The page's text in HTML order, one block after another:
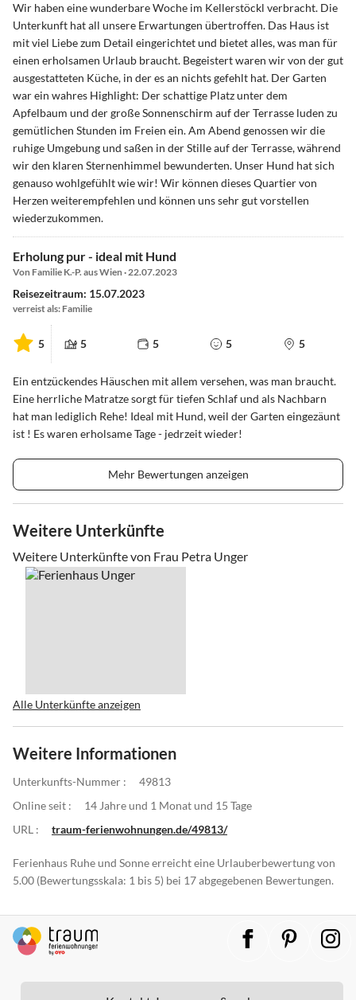
Wir haben eine wunderbare Woche im Kellerstöckl verbracht. Die
Unterkunft hat all unsere Erwartungen übertroffen. Das Haus ist
mit viel Liebe zum Detail eingerichtet und bietet alles, was man für
einen erholsamen Urlaub braucht. Begeistert waren wir von der gut
ausgestatteten Küche, in der es an nichts gefehlt hat. Der Garten
war ein wahres Highlight: Der schattige Platz unter dem
Apfelbaum und der große Sonnenschirm auf der Terrasse luden zu
gemütlichen Stunden im Freien ein. Am Abend genossen wir die
ruhige Umgebung und saßen in der Stille auf der Terrasse, während
wir den klaren Sternenhimmel bewunderten. Unser Hund hat sich
genauso wohlgefühlt wie wir! Wir können dieses Quartier von
Herzen weiterempfehlen und können uns sehr gut vorstellen
wiederzukommen.
Erholung pur - ideal mit Hund
Von Familie K.-P. aus Wien · 22.07.2023
Reisezeitraum: 15.07.2023
verreist als: Familie
5 5 5 5 5
Ein entzückendes Häuschen mit allem versehen, was man braucht.
Eine herrliche Matratze sorgt für tiefen Schlaf und als Nachbarn
hat man lediglich Rehe! Ideal mit Hund, weil der Garten eingezäunt
ist ! Es waren erholsame Tage - jedrzeit wieder!
Mehr Bewertungen anzeigen
Weitere Unterkünfte
Weitere Unterkünfte von Frau Petra Unger
Alle Unterkünfte anzeigen
Weitere Informationen
Unterkunfts-Nummer :
49813
Online seit :
14 Jahre und 1 Monat und 15 Tage
URL :
traum-ferienwohnungen.de/49813/
Ferienhaus Ruhe und Sonne erreicht eine Urlauberbewertung von
5.00 (Bewertungsskala: 1 bis 5) bei 17 abgegebenen Bewertungen.